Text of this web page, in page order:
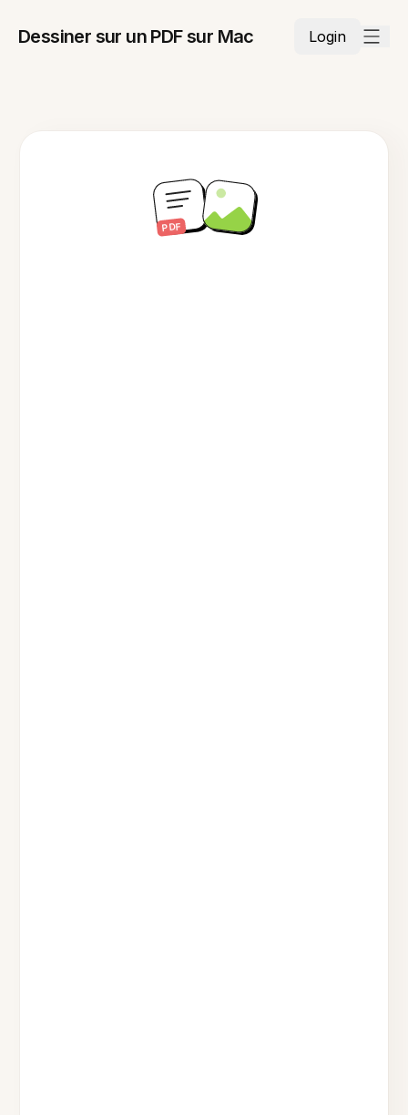
Dessiner sur un PDF sur Mac Login